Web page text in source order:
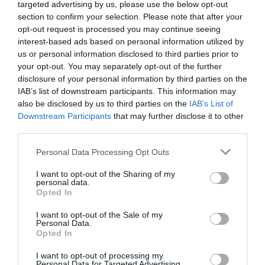
targeted advertising by us, please use the below opt-out
section to confirm your selection. Please note that after your
opt-out request is processed you may continue seeing
interest-based ads based on personal information utilized by
us or personal information disclosed to third parties prior to
your opt-out. You may separately opt-out of the further
disclosure of your personal information by third parties on the
IAB’s list of downstream participants. This information may
also be disclosed by us to third parties on the IAB’s List of
Downstream Participants that may further disclose it to other
Personal Data Processing Opt Outs
I want to opt-out of the Sharing of my
personal data.
Opted In
I want to opt-out of the Sale of my
Personal Data.
Opted In
I want to opt-out of processing my
podręczny na tygodniowy wyjazd?
Poradnik dla oszczędnych.
Odkryj, jak spakować się na tygodniowy
wyjazd wyłącznie w darmowy bagaż
podręczny. Ten poradnik krok po kroku
pokaże Ci, jak oszczędzać na lotach,
unikać opłat za bagaż rejestrowany i
podróżować lżej, mądrzej i taniej.
116 15.04.2026• 8 min
Ceny w Hiszpanii 2026: Ile kosztują
tapas, paella i sangria?
Hiszpania przyciąga podróżników z
całego świata, a jednym z jej
największych uroków jest wyjątkowa
takich jak tapas, paella oraz tradycyjny
napój - sangria. Dowiedz się, jak
zbudować budżet na gastronomiczne
2026.
39 06.02.2026•4 min
3
czy RPA?
Kenia i Tanzania to dwa najważniejsze
wyjątkowe doświadczenia i
nimi może być trudny, dlatego ten
przewodnik pomoże Ci podjąć decyzję
na safari.
Snurkowanie, kajaki i nocny targ z
jedzeniem
Muri Beach to jedno z najpiękniejszych
krystalicznie czystej wody i białego
37 24.12.2025•4 min